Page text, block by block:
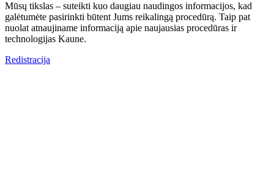
Mūsų tikslas – suteikti kuo daugiau naudingos informacijos, kad
galėtumėte pasirinkti būtent Jums reikalingą procedūrą. Taip pat
nuolat atnaujiname informaciją apie naujausias procedūras ir
technologijas Kaune.
Redistracija